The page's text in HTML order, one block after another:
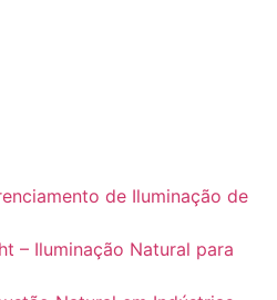
de Iluminação de
– Iluminação Natural para